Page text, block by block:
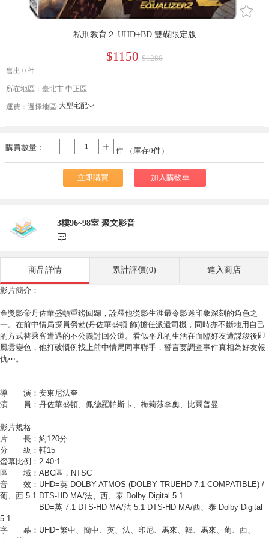
󰄔
私刑教育２ UHD+BD 雙碟限定版
$1150 $1280
售出 0 件
所在地區：臺北市 中正區
運費： 選擇地區 大型宅配󰄘
購買數量：
- 件 （庫存0件）
立即購買 加入購物車
3樓96~98室 聚文影音
󰃨
商品詳情 累計評價(0) 進入商店
影片簡介：
金獎影帝丹佐華盛頓重鎊回歸，詮釋他從影生涯最令影迷印象深刻的角色之
一。在前中情局探員勞勃(丹佐華盛頓 飾)擔任派遣司機，同時亦不斷地用自己
的方式替乘客遭遇的不公義討回公道。看似平凡的生活在面臨好友遭謀殺後即
風雲變色，他打破慣例找上前中情局同事聯手，誓言要調查事件真相為好友報
仇⋯。
導 演：安東尼法奎
演 員：丹佐華盛頓、佩德羅帕斯卡、梅莉莎李奧、比爾普曼
影片規格
片 長：約120分
分 級：輔15
螢幕比例：2.40:1
區 域：ABC區，NTSC
音 效：UHD=英 DOLBY ATMOS (DOLBY TRUEHD 7.1 COMPATIBLE) /
葡、西 5.1 DTS-HD MA/法、西、泰 Dolby Digital 5.1
BD=英 7.1 DTS-HD MA/法 5.1 DTS-HD MA/西、泰 Dolby Digital
5.1
字 幕：UHD=繁中、簡中、英、法、印尼、馬來、韓、馬來、葡、西、